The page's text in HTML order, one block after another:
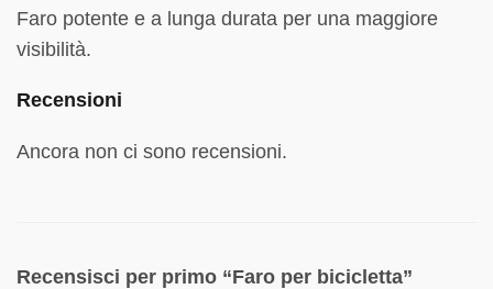
Faro potente e a lunga durata per una maggiore
visibilità.
Recensioni
Ancora non ci sono recensioni.
Recensisci per primo “Faro per bicicletta”